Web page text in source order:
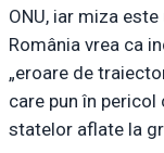
ONU, iar miza
România vrea ca
„eroare de
care pun în
statelor aflate la